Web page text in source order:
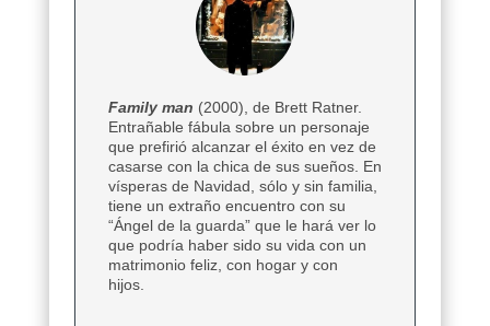
Family man (2000), de Brett Ratner.
Entrañable fábula sobre un personaje
que prefirió alcanzar el éxito en vez de
casarse con la chica de sus sueños. En
vísperas de Navidad, sólo y sin familia,
tiene un extraño encuentro con su
“Ángel de la guarda” que le hará ver lo
que podría haber sido su vida con un
matrimonio feliz, con hogar y con
hijos.